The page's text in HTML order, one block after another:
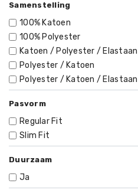
Samenstelling
100% Katoen
100% Polyester
Katoen / Polyester / Elastaan
Polyester / Katoen
Polyester / Katoen / Elastaan
Pasvorm
Regular Fit
Slim Fit
Duurzaam
Ja